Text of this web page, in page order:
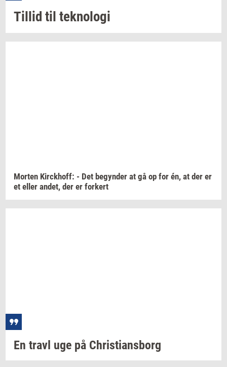
Til­lid til tek­no­lo­gi
Mor­ten Kirck­hoff: - Det be­gyn­der at gå op for én, at der er
et eller andet, der er for­kert
En travl uge på Chri­sti­ans­borg